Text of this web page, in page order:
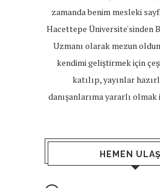
zamanda benim mesleki
Hacettepe Üniversite'sinden
Uzmanı olarak mezun
kendimi geliştirmek için
katılıp, yayınlar
danışanlarıma yararlı olmak
HEMEN